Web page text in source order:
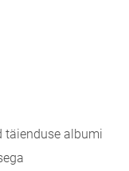
täienduse albumi